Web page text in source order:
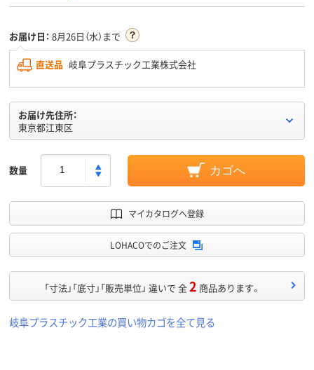
お届け日： 8月26日（水）まで
直送品 岐阜プラスチック工業株式会社
お届け先住所：
東京都江東区
数量 カゴへ
マイカタログへ登録
LOHACOでのご注文
「寸法」「底寸」「販売単位」 違いで 全2 商品あります。
岐阜プラスチック工業の買い物カゴを全て見る